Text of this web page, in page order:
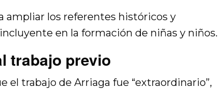
ampliar los referentes históricos y
en la formación de niñas y niños.
trabajo previo
el trabajo de Arriaga fue “extraordinario”,